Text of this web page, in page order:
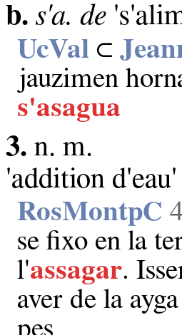
b. s'a. de
UcVal ⊂
jauzimen
s'asagua
3. n. m.
'addition d'eau'
RosMontpC
se fixo en la
l'assagar.
aver de la
pes